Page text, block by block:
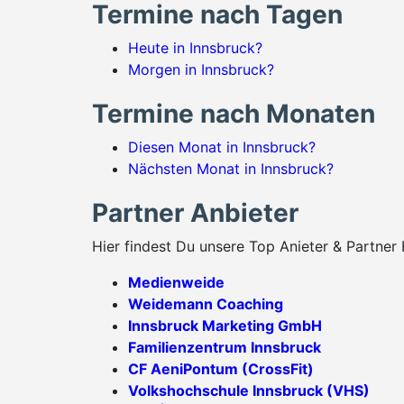
Termine nach Tagen
Heute in Innsbruck?
Morgen in Innsbruck?
Termine nach Monaten
Diesen Monat in Innsbruck?
Nächsten Monat in Innsbruck?
Partner Anbieter
Hier findest Du unsere Top Anieter & Partner
Medienweide
Weidemann Coaching
Innsbruck Marketing GmbH
Familienzentrum Innsbruck
CF AeniPontum (CrossFit)
Volkshochschule Innsbruck (VHS)